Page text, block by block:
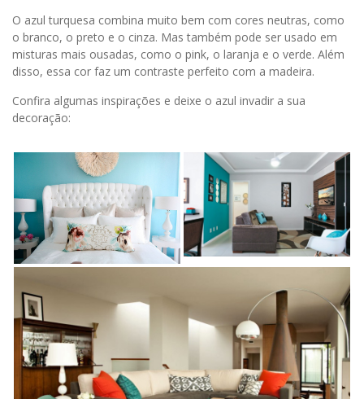
O azul turquesa combina muito bem com cores neutras, como
o branco, o preto e o cinza. Mas também pode ser usado em
misturas mais ousadas, como o pink, o laranja e o verde. Além
disso, essa cor faz um contraste perfeito com a madeira.
Confira algumas inspirações e deixe o azul invadir a sua
decoração: